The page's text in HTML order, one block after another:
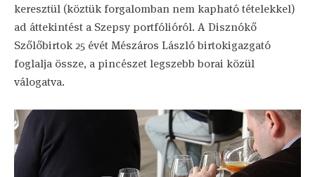
keresztül (köztük forgalomban nem kapható tételekkel)
ad áttekintést a Szepsy portfólióról. A Disznókő
Szőlőbirtok 25 évét Mészáros László birtokigazgató
foglalja össze, a pincészet legszebb borai közül
válogatva.